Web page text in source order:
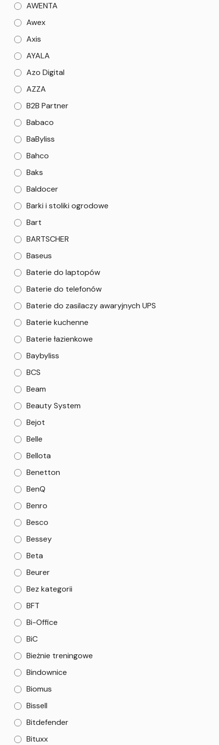
AWENTA
Awex
Axis
AYALA
Azo Digital
AZZA
B2B Partner
Babaco
BaByliss
Bahco
Baks
Baldocer
Barki i stoliki ogrodowe
Bart
BARTSCHER
Baseus
Baterie do laptopów
Baterie do telefonów
Baterie do zasilaczy awaryjnych UPS
Baterie kuchenne
Baterie łazienkowe
Baybyliss
BCS
Beam
Beauty System
Bejot
Belle
Bellota
Benetton
BenQ
Benro
Besco
Bessey
Beta
Beurer
Bez kategorii
BFT
Bi-Office
BiC
Bieżnie treningowe
Bindownice
Biomus
Bissell
Bitdefender
Bituxx